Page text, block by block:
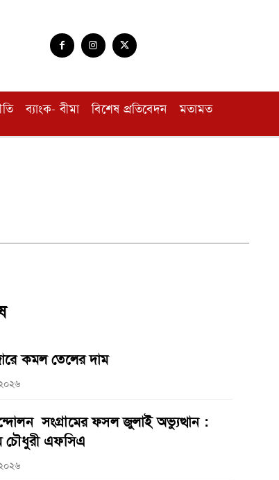
ব্যাংক- বীমা বিশেষ প্রতিবেদন মতামত
কমল তেলের দাম
সংগ্রামের ফসল জুলাই অভ্যুত্থান :
এফসিএ